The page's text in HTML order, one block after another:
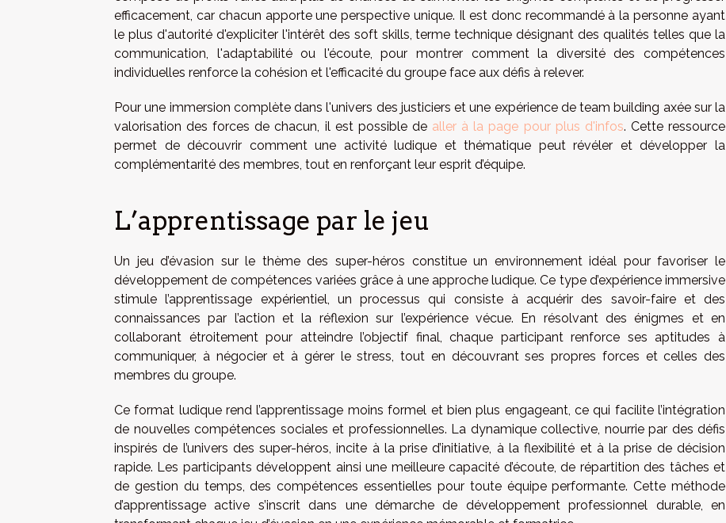
efficacement, car chacun apporte une perspective unique. Il est donc recommandé à la personne ayant
le plus d'autorité d'expliciter l'intérêt des soft skills, terme technique désignant des qualités telles que la
communication, l'adaptabilité ou l'écoute, pour montrer comment la diversité des compétences
individuelles renforce la cohésion et l'efficacité du groupe face aux défis à relever.
Pour une immersion complète dans l'univers des justiciers et une expérience de team building axée sur la
valorisation des forces de chacun, il est possible de aller à la page pour plus d'infos. Cette ressource
permet de découvrir comment une activité ludique et thématique peut révéler et développer la
complémentarité des membres, tout en renforçant leur esprit d’équipe.
L’apprentissage par le jeu
Un jeu d’évasion sur le thème des super-héros constitue un environnement idéal pour favoriser le
développement de compétences variées grâce à une approche ludique. Ce type d’expérience immersive
stimule l’apprentissage expérientiel, un processus qui consiste à acquérir des savoir-faire et des
connaissances par l’action et la réflexion sur l’expérience vécue. En résolvant des énigmes et en
collaborant étroitement pour atteindre l’objectif final, chaque participant renforce ses aptitudes à
communiquer, à négocier et à gérer le stress, tout en découvrant ses propres forces et celles des
membres du groupe.
Ce format ludique rend l’apprentissage moins formel et bien plus engageant, ce qui facilite l’intégration
de nouvelles compétences sociales et professionnelles. La dynamique collective, nourrie par des défis
inspirés de l’univers des super-héros, incite à la prise d’initiative, à la flexibilité et à la prise de décision
rapide. Les participants développent ainsi une meilleure capacité d’écoute, de répartition des tâches et
de gestion du temps, des compétences essentielles pour toute équipe performante. Cette méthode
d’apprentissage active s’inscrit dans une démarche de développement professionnel durable, en